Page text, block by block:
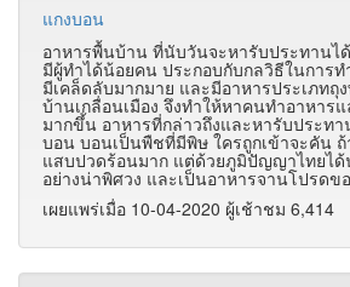
แกงบอน
อาหารพื้นบ้าน ที่นับวันจะหารับประทานไ
มีผู้ทำได้น้อยคน ประกอบกับกลวิธีในการ
มีเคล็ดลับมากมาย และมีอาหารประเภทถุ
บ้านเกลื่อนเมือง จึงทำให้หาคนทำอาหาร
มากขึ้น อาหารที่กล่าวถึงและหารับประทา
บอน บอนเป็นพืชที่มีพิษ ใครถูกเข้าจะคัน
แสบปวดร้อนมาก แต่ด้วยภูมิปัญญาไทยไ
อย่างน่าพิศวง และเป็นอาหารจานโปรดข
เผยแพร่เมื่อ 10-04-2020 ผู้เช้าชม 6,414